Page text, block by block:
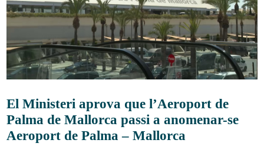
El Ministeri aprova que l’Aeroport de
Palma de Mallorca passi a anomenar-se
Aeroport de Palma – Mallorca